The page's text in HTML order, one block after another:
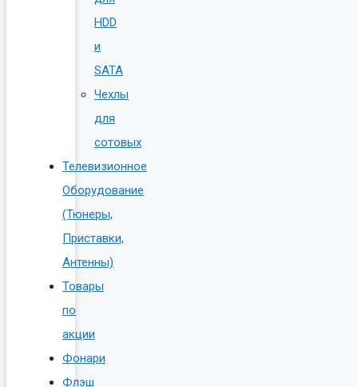
HDD
и
SATA
Чехлы
для
сотовых
Телевизионное
Оборудование
(Тюнеры,
Приставки,
Антенны)
Товары
по
акции
Фонари
Флэш